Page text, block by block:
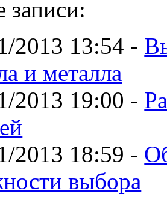
записи:
2013 13:54 -
и металла
2013 19:00 -
2013 18:59 -
выбора